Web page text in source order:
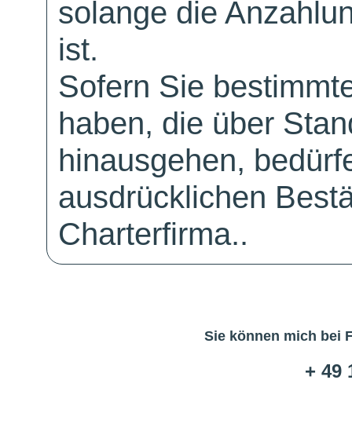
solange die
ist.
Sofern Sie
haben, die über
hinausgehen,
ausdrücklichen
Charterfirma..
Sie können mich bei
+ 49